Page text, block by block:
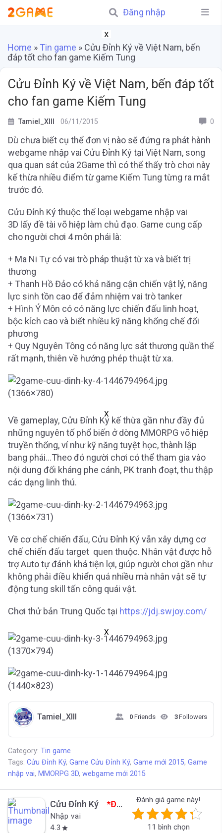
Đăng nhập
X
Home » Tin game » Cửu Đỉnh Ký về Việt Nam, bến
đáp tốt cho fan game Kiếm Tung
Cửu Đỉnh Ký về Việt Nam, bến đáp tốt
cho fan game Kiếm Tung
Tamiel_XIII 06/11/2015 0
Dù chưa biết cụ thể đơn vị nào sẽ đứng ra phát hành
webgame nhập vai Cửu Đỉnh Ký tại Việt Nam, song
qua quan sát của 2Game thì có thể thấy trò chơi này
kế thừa nhiều điểm từ game Kiếm Tung từng ra mắt
trước đó.
Cửu Đỉnh Ký thuộc thể loại webgame nhập vai
3D lấy đề tài võ hiệp làm chủ đạo. Game cung cấp
cho người chơi 4 môn phái là:
+ Ma Ni Tự có vai trò pháp thuật từ xa và biết trị
thương
+ Thanh Hồ Đảo có khả năng cận chiến vật lý, năng
lực sinh tồn cao để đảm nhiệm vai trò tanker
+ Hình Ý Môn có có năng lực chiến đấu linh hoạt,
bộc kích cao và biết nhiều kỹ năng khống chế đối
phương
+ Quy Nguyên Tông có năng lực sát thương quần thể
rất mạnh, thiên về hướng phép thuật từ xa.
X
Về gameplay, Cửu Đỉnh Ký kế thừa gần như đầy đủ
những nguyên tố phổ biến ở dòng MMORPG võ hiệp
truyền thống, ví như kỹ năng tuyệt học, thành lập
bang phái…Theo đó người chơi có thể tham gia vào
nội dung đối kháng phe cánh, PK tranh đoạt, thu thập
các dạng linh thú.
Về cơ chế chiến đấu, Cửu Đỉnh Ký vẫn xây dựng cơ
chế chiến đấu target quen thuộc. Nhân vật được hỗ
trợ Auto tự đánh khá tiện lợi, giúp người chơi gần như
không phải điều khiển quá nhiều mà nhân vật sẽ tự
động tung skill tấn công quái vật.
Chơi thử bản Trung Quốc tại https://jdj.swjoy.com/
X
Tamiel_XIII 0 Friends 3Followers
Category: Tin game
Tags: Cửu Đỉnh Ký, Game Cửu Đỉnh Ký, Game mới 2015, Game
nhập vai, MMORPG 3D, webgame mới 2015
Cửu Đỉnh Ký *Đã đóng cửa*
Nhập vai
4.3 star
Đánh giá game này!
11 bình chọn